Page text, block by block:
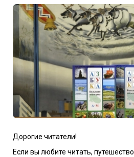
Дорогие читатели!
Если вы любите читать,